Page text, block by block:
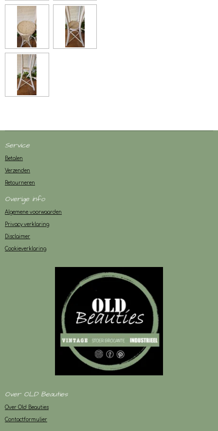
Service
Betalen
Verzenden
Retourneren
Overige info
Algemene voorwaarden
Privacy verklaring
Disclaimer
Cookieverklaring
Over OLD Beauties
Over Old Beauties
Contactformulier